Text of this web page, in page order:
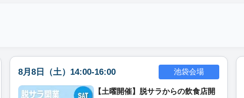
8月8日（土）14:00-16:00 池袋会場
【土曜開催】脱サラからの飲食店開